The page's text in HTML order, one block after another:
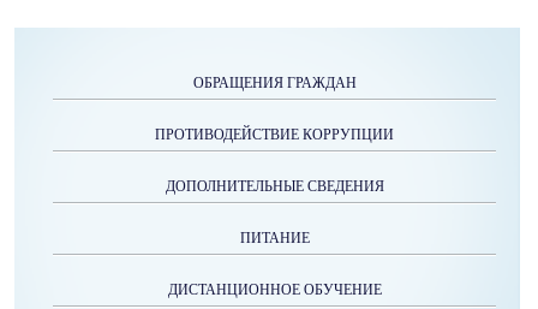
ОБРАЩЕНИЯ ГРАЖДАН
ПРОТИВОДЕЙСТВИЕ КОРРУПЦИИ
ДОПОЛНИТЕЛЬНЫЕ СВЕДЕНИЯ
ПИТАНИЕ
ДИСТАНЦИОННОЕ ОБУЧЕНИЕ